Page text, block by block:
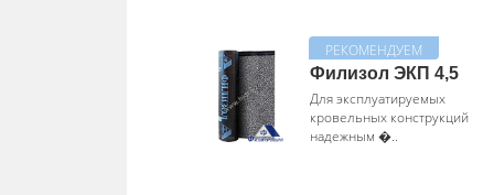
Филизол ЭКП 4,5
Для эксплуатируемых
кровельных конструкций
надежным �..